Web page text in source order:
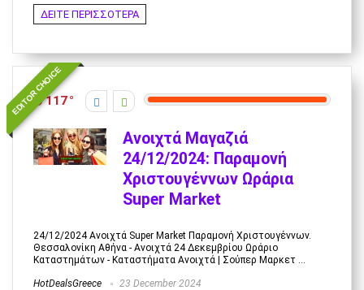
ΔΕΙΤΕ ΠΕΡΙΣΣΟΤΕΡΑ
EDITOR CHOICE
117
Ανοιχτά Μαγαζιά
24/12/2024: Παραμονή
Χριστουγέννων Ωράρια
Super Market
24/12/2024 Ανοιχτά Super Market Παραμονή Χριστουγέννων.
Θεσσαλονίκη Αθήνα - Ανοιχτά 24 Δεκεμβρίου Ωράριο
Καταστημάτων - Καταστήματα Ανοιχτά | Σούπερ Μαρκετ ...
HotDealsGreece 23 December 2024